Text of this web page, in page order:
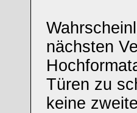
nächsten
Türen zu
keine